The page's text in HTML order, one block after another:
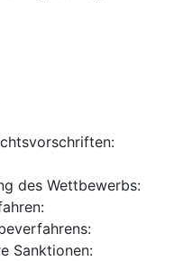
:
des Wettbewerbs:
:
:
Sanktionen: